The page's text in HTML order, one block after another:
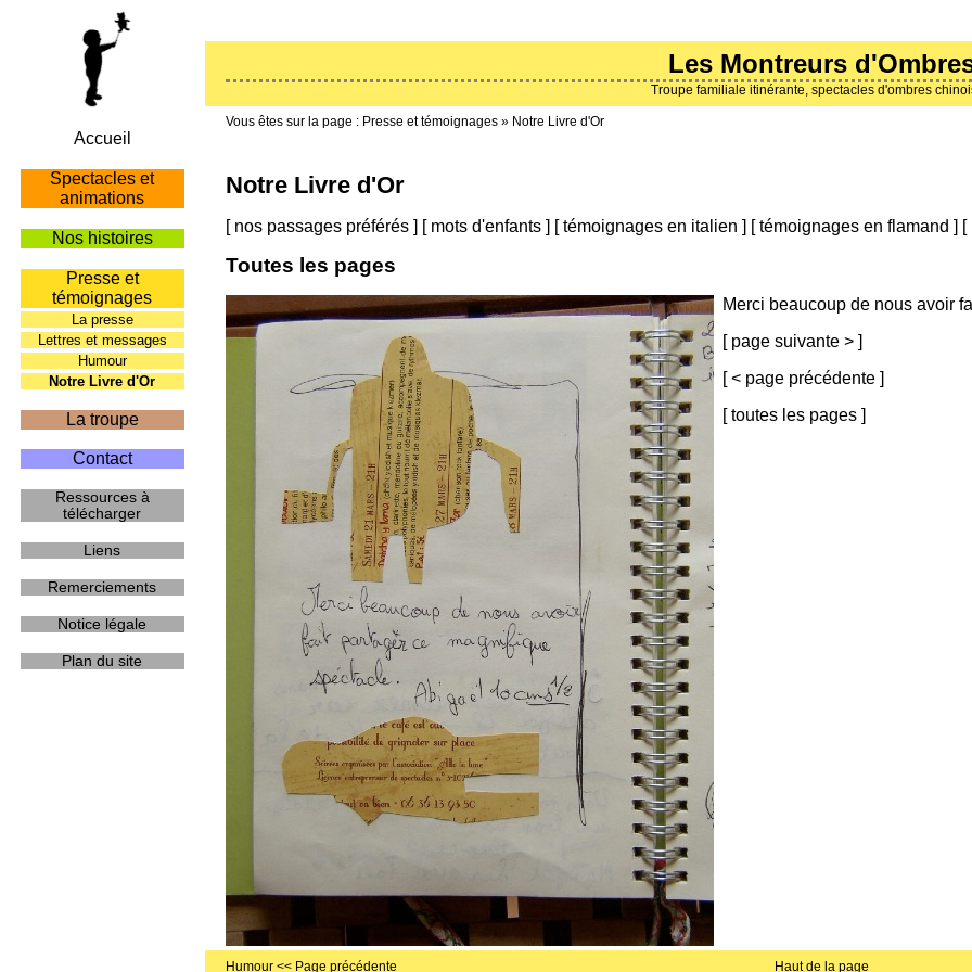
Les Montreurs
Troupe familiale itinérante, spectacles d'ombres
Presse et témoignages» Notre Livre d'Or
Notre Livre d'Or
[ nos passages préférés] [ mots d'enfants] [témoignages en italien ] [témoignages en flamand ] [
Toutes les pages
Merci beaucoup de nous avoir
[ page suivante > ]
[< page précédente ]
[toutes les pages ]
Accueil
Spectacles et
animations
Nos histoires
Presse et
témoignages
La presse
Lettres et messages
Humour
Notre Livre d'Or
La troupe
Contact
Ressources à
télécharger
Liens
Remerciements
Notice légale
Plan du site
Humour Haut de la page